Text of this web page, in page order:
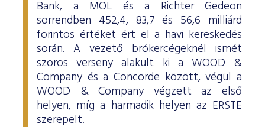
Bank, a MOL és a Richter Gedeon
sorrendben 452,4, 83,7 és 56,6 milliárd
forintos értéket ért el a havi kereskedés
során. A vezető brókercégeknél ismét
szoros verseny alakult ki a WOOD &
Company és a Concorde között, végül a
WOOD & Company végzett az első
helyen, míg a harmadik helyen az ERSTE
szerepelt.